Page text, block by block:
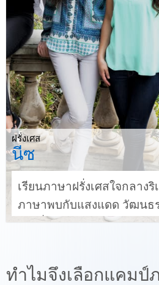
ฝรั่งเศส
นีซ
เรียนภาษาฝรั่งเศสใจกลางริ
ภาษาพบกับแสงแดด วัฒนธ
ชายฝั่ง
ทำไมจึงเลือกแคมป์